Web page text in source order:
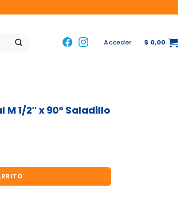
Acceder $ 0,00
1/2″ x 90º Saladillo
Saladillo cantidad